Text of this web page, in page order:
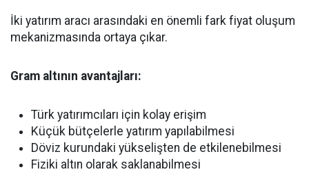
İki yatırım aracı arasındaki en önemli fark fiyat oluşum
mekanizmasında ortaya çıkar.
Gram altının avantajları:
Türk yatırımcıları için kolay erişim
Küçük bütçelerle yatırım yapılabilmesi
Döviz kurundaki yükselişten de etkilenebilmesi
Fiziki altın olarak saklanabilmesi